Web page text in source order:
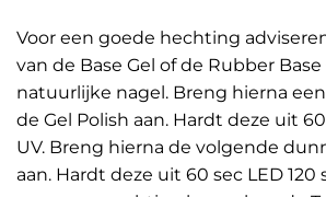
Voor een goede hechting
van de Base Gel of de Rubber Base
natuurlijke nagel. Breng hierna
de Gel Polish aan. Hardt deze uit
UV. Breng hierna de volgende
aan. Hardt deze uit 60 sec LED 120